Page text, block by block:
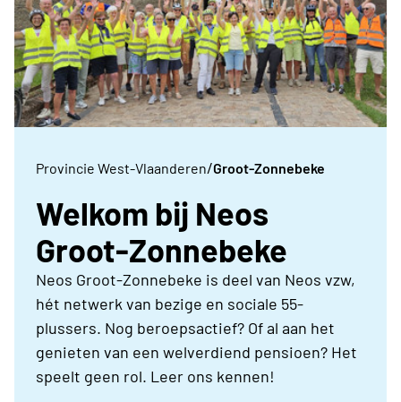
Provincie West-Vlaanderen/Groot-Zonnebeke
Welkom bij Neos
Groot-Zonnebeke
Neos Groot-Zonnebeke is deel van Neos vzw,
hét netwerk van bezige en sociale 55-
plussers. Nog beroepsactief? Of al aan het
genieten van een welverdiend pensioen? Het
speelt geen rol. Leer ons kennen!